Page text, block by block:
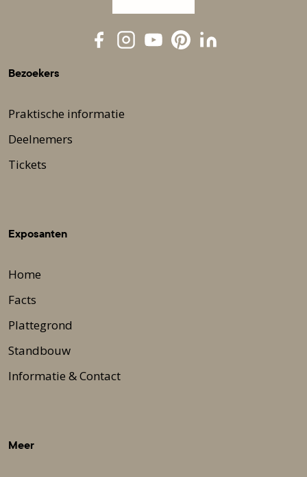
Bezoekers
Praktische informatie
Deelnemers
Tickets
Exposanten
Home
Facts
Plattegrond
Standbouw
Informatie & Contact
Meer